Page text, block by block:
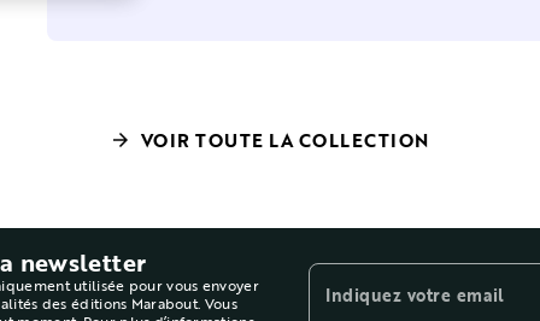
arrow_forward VOIR TOUTE LA COLLECTION
newsletter
utilisée pour vous envoyer
des éditions Marabout. Vous
Indiquez votre email